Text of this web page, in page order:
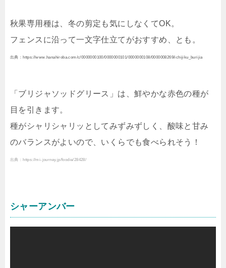
秋果専用種は、冬の剪定も気にしなくてOK。
フェンスに沿って一文字仕立てがおすすめ、とも。
出典：https://www.hanahiroba.com/c/0000000100/0000000101/0000000108/0000008269/ichijiku_burijia
「ブリジャソッドグリース」は、鮮やかな赤色の種が
目を引きます。
種がシャリシャリッとしてみずみずしく、酸味と甘み
のバランスがよいので、いくらでも食べられそう！
出典：https://mi-journey.jp/foodie/28428/
シャーアンバー